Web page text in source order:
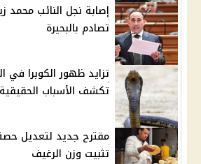
إصابة نجل النائب محمد
تصادم بالبحيرة
تزايد ظهور الكوبرا في
تكشف الأسباب الحقيقية
مقترح جديد لتعديل
تثبيت وزن الرغيف